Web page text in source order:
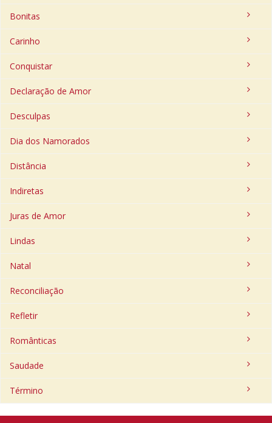
Bonitas
Carinho
Conquistar
Declaração de Amor
Desculpas
Dia dos Namorados
Distância
Indiretas
Juras de Amor
Lindas
Natal
Reconciliação
Refletir
Românticas
Saudade
Término